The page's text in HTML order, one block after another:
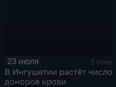
23 июля
3 мин
В Ингушетии растёт число
доноров крови